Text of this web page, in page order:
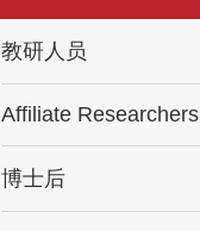
教研人员
Affiliate Researchers
博士后